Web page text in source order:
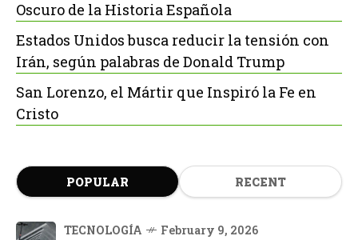
Oscuro de la Historia Española
Estados Unidos busca reducir la tensión con
Irán, según palabras de Donald Trump
San Lorenzo, el Mártir que Inspiró la Fe en
Cristo
POPULAR RECENT
TECNOLOGÍA February 9, 2026